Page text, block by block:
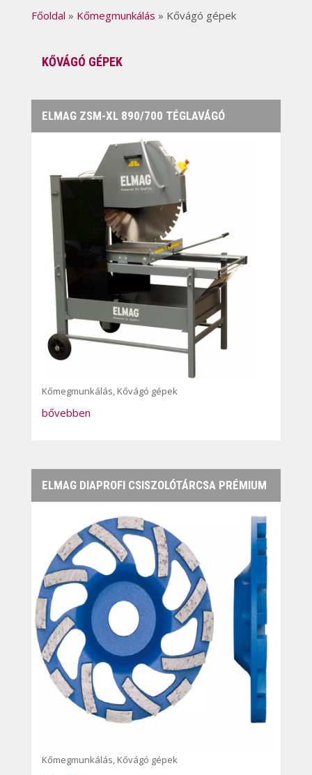
Főoldal » Kőmegmunkálás » Kővágó gépek
KŐVÁGÓ GÉPEK
ELMAG ZSM-XL 890/700 TÉGLAVÁGÓ
Kőmegmunkálás, Kővágó gépek
bővebben
ELMAG DIAPROFI CSISZOLÓTÁRCSA PRÉMIUM
Kőmegmunkálás, Kővágó gépek